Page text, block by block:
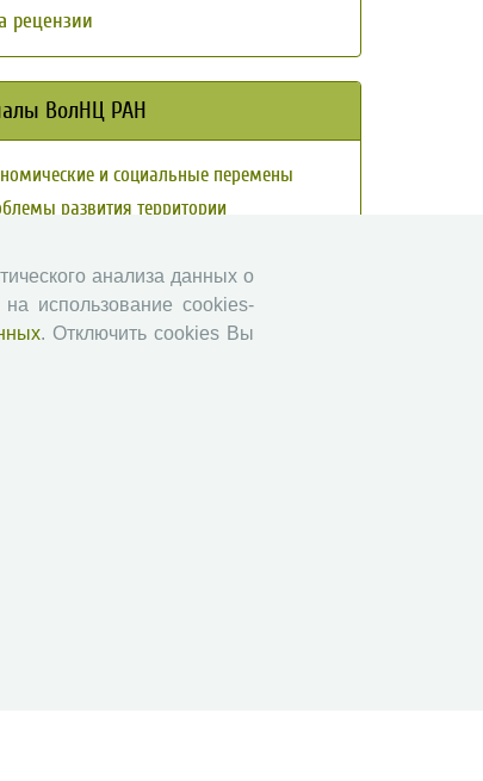
рецензии
ВолНЦ РАН
и социальные перемены
развития территории
пространство
экономист
анализа данных о
использование cookies-
. Отключить cookies Вы